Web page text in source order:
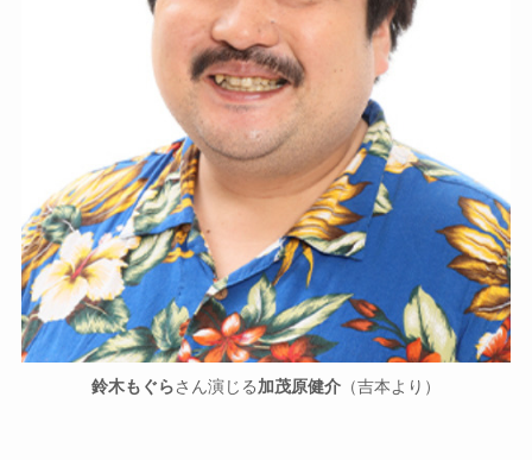
鈴木もぐらさん演じる加茂原健介 （吉本より）